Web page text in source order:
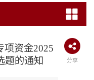
项资金2025
题的通知
分享